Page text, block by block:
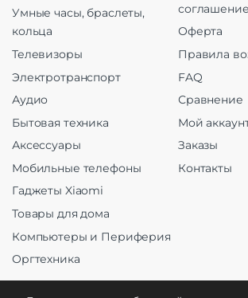
Умные часы, браслеты,
кольца
Телевизоры
Электротранспорт
Аудио
Бытовая техника
Аксессуары
Мобильные телефоны
Гаджеты Xiaomi
Товары для дома
Компьютеры и Периферия
Оргтехника
соглашение
Оферта
Правила
FAQ
Сравнение
Мой
Заказы
Контакты